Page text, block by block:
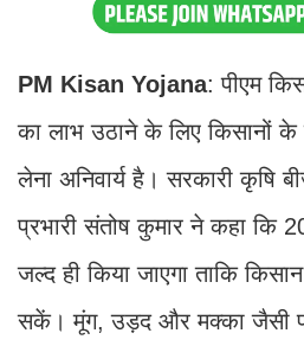
PM Kisan Yojana: पीएम
का लाभ उठाने के लिए किसानों के
लेना अनिवार्य है। सरकारी कृषि
प्रभारी संतोष कुमार ने कहा कि
जल्द ही किया जाएगा ताकि
सकें। मूंग, उड़द और मक्का जैसी